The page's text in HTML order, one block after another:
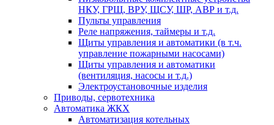
НКУ, ГРЩ, ВРУ, ЩСУ, ШР, АВР и т.д.
Пульты управления
Реле напряжения, таймеры и т.д.
Щиты управления и автоматики (в т.ч.
управление пожарными насосами)
Щиты управления и автоматики
(вентиляция, насосы и т.д.)
Электроустановочные изделия
Приводы, сервотехника
Автоматика ЖКХ
Автоматизация котельных